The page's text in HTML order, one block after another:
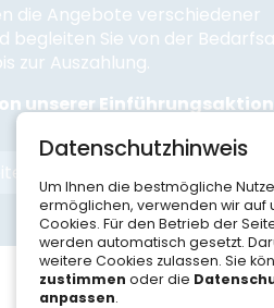
die Angebote verschiedener
begleiten Sie von der
zur Auszahlung.
unserer
Datenschutzhinweis
Um Ihnen die bestmögliche
ermöglichen, verwenden wir auf
Cookies. Für den Betrieb der
werden automatisch gesetzt.
weitere Cookies zulassen. Sie
zustimmen oder die
anpassen.